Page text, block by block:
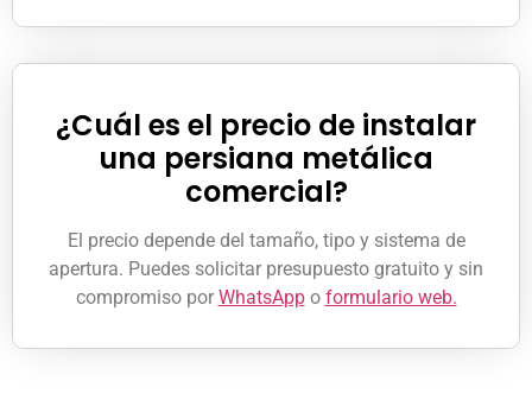
¿Cuál es el precio de instalar
una persiana metálica
comercial?
El precio depende del tamaño, tipo y sistema de
apertura. Puedes solicitar presupuesto gratuito y sin
compromiso por WhatsAppo formulario web.